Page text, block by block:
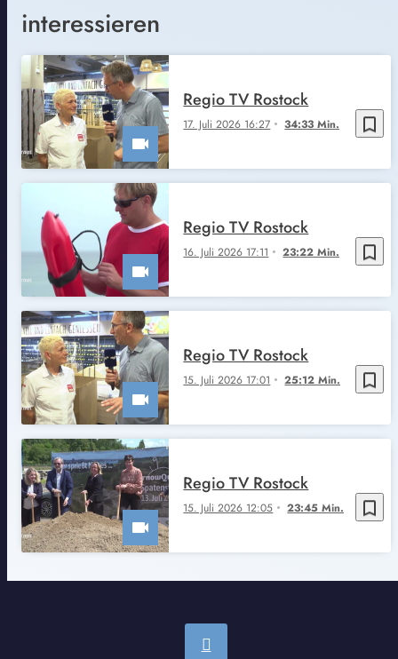
interessieren
bookmark_border
17. Juli 2026 16:27 34:33 Min.
Regio TV Rostock
bookmark_border
16. Juli 2026 17:11 23:22 Min.
Regio TV Rostock
bookmark_border
15. Juli 2026 17:01 25:12 Min.
Regio TV Rostock
bookmark_border
15. Juli 2026 12:05 23:45 Min.
Regio TV Rostock